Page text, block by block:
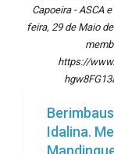
Capoeira - ASCA
feira, 29 de Maio
https://
Idalina.